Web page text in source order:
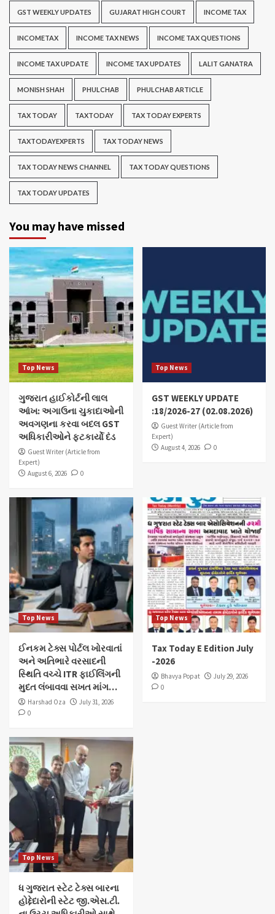
GST WEEKLY UPDATES GUJARAT HIGH COURT INCOME TAX
INCOMETAX INCOME TAX NEWS INCOME TAX QUESTIONS
INCOME TAX UPDATE INCOME TAX UPDATES LALIT GANATRA
MONISH SHAH PHULCHAB PHULCHAB ARTICLE
TAX TODAY TAXTODAY TAX TODAY EXPERTS
TAXTODAYEXPERTS TAX TODAY NEWS
TAX TODAY NEWS CHANNEL TAX TODAY QUESTIONS
TAX TODAY UPDATES
You may have missed
Top News
ગુજરાત હાઈકોર્ટની લાલ
આંખ: અગાઉના ચુકાદાઓની
અવગણના કરવા બદલ GST
અધિકારીઓને ફટકાર્યો દંડ
Guest Writer (Article from
Expert)
August 6, 2026
0
Top News
GST WEEKLY UPDATE
:18/2026-27 (02.08.2026)
Guest Writer (Article from
Expert)
August 4, 2026
0
Top News
ઈનકમ ટેક્સ પોર્ટલ ખોરવાતાં
અને અતિભારે વરસાદની
સ્થિતિ વચ્ચે ITR ફાઈલિંગની
મુદત લંબાવવા સખત માંગ…
Harshad Oza
July 31, 2026
0
Top News
Tax Today E Edition July
-2026
Bhavya Popat
July 29, 2026
0
Top News
ધ ગુજરાત સ્ટેટ ટેક્સ બારના
હોદ્દેદારોની સ્ટેટ જી.એસ.ટી.